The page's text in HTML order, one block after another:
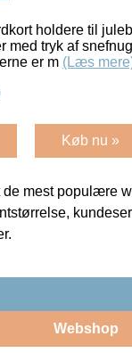
holdere til
med tryk af
er m (Læs
Køb nu »
mest populære
Webshop